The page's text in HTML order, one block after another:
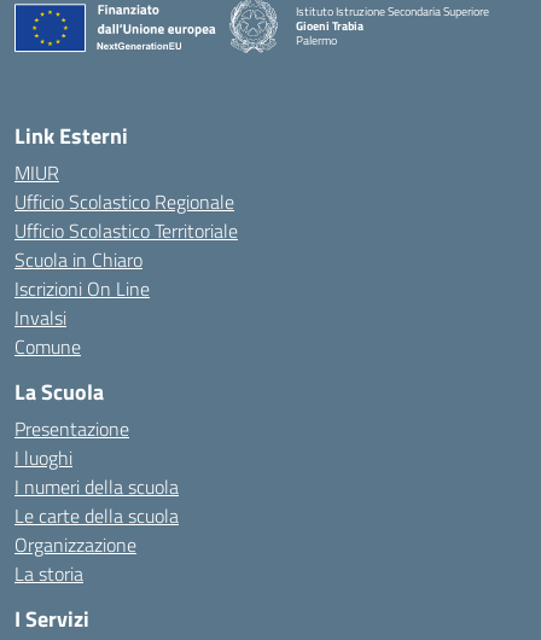
Istituto Istruzione Secondaria Superiore
Gioeni Trabia
Palermo
Link Esterni
MIUR
Ufficio Scolastico Regionale
Ufficio Scolastico Territoriale
Scuola in Chiaro
Iscrizioni On Line
Invalsi
Comune
La Scuola
Presentazione
I luoghi
I numeri della scuola
Le carte della scuola
Organizzazione
La storia
I Servizi